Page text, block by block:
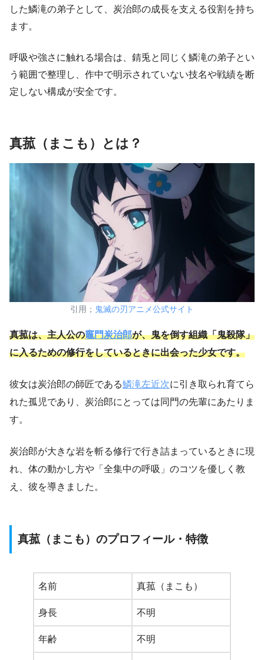
した鱗滝の弟子として、炭治郎の成長を支える役割を持ち
ます。
呼吸や強さに触れる場合は、錆兎と同じく鱗滝の弟子とい
う範囲で整理し、作中で明示されていない技名や戦績を断
定しない構成が安全です。
真菰（まこも）とは？
引用； 鬼滅の刃アニメ公式サイト
真菰は、主人公の竈門炭治郎が、鬼を倒す組織「鬼殺隊」
に入るための修行をしているときに出会った少女です。
彼女は炭治郎の師匠である鱗滝左近次に引き取られ育てら
れた孤児であり、炭治郎にとっては同門の先輩にあたりま
す。
炭治郎が大きな岩を斬る修行で行き詰まっているときに現
れ、体の動かし方や「全集中の呼吸」のコツを優しく教
え、彼を導きました。
真菰（まこも）のプロフィール・特徴
名前 真菰（まこも）
身長 不明
年齢 不明